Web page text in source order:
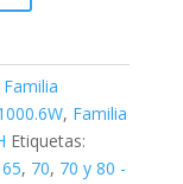
Familia
, Familia
Etiquetas:
65, 70, 70 y 80 -